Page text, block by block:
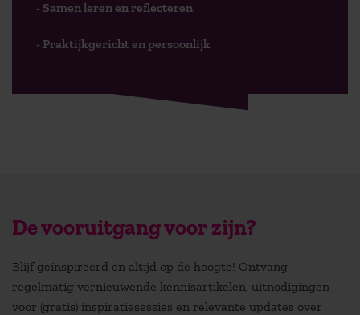
- Samen leren en reflecteren
- Praktijkgericht en persoonlijk
De vooruitgang voor zijn?
Blijf geïnspireerd en altijd op de hoogte! Ontvang
regelmatig vernieuwende kennisartikelen, uitnodigingen
voor (gratis) inspiratiesessies en relevante updates over